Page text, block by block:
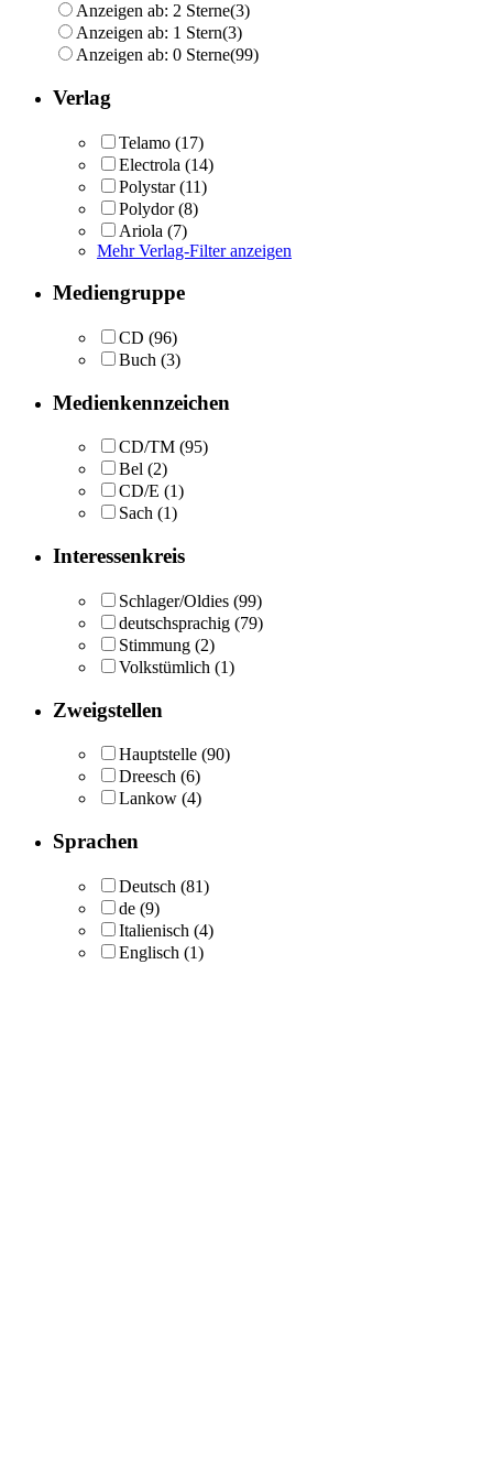
Anzeigen ab: 2 Sterne(3)
Anzeigen ab: 1 Stern(3)
Anzeigen ab: 0 Sterne(99)
Verlag
Telamo (17)
Electrola (14)
Polystar (11)
Polydor (8)
Ariola (7)
Mehr Verlag-Filter anzeigen
Mediengruppe
CD (96)
Buch (3)
Medienkennzeichen
CD/TM (95)
Bel (2)
CD/E (1)
Sach (1)
Interessenkreis
Schlager/Oldies (99)
deutschsprachig (79)
Stimmung (2)
Volkstümlich (1)
Zweigstellen
Hauptstelle (90)
Dreesch (6)
Lankow (4)
Sprachen
Deutsch (81)
de (9)
Italienisch (4)
Englisch (1)